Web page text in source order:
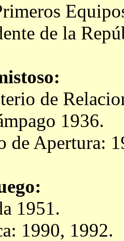
de la
de
1936.
de Apertura:
1951.
1990, 1992.